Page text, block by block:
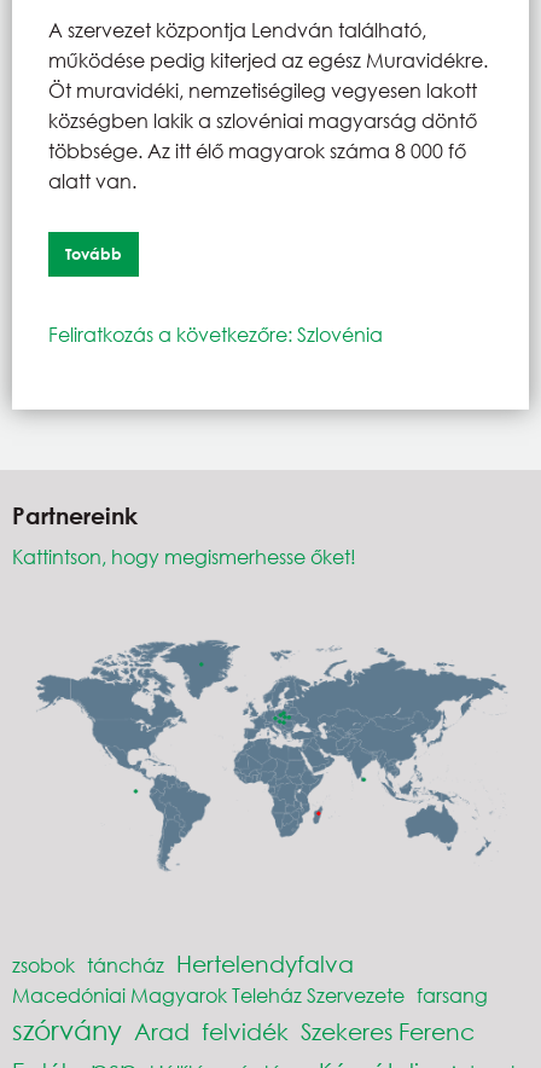
A szervezet központja Lendván található,
működése pedig kiterjed az egész Muravidékre.
Öt muravidéki, nemzetiségileg vegyesen lakott
községben lakik a szlovéniai magyarság döntő
többsége. Az itt élő magyarok száma 8 000 fő
alatt van.
Tovább
Feliratkozás a következőre: Szlovénia
Partnereink
Kattintson, hogy megismerhesse őket!
zsobok táncház Hertelendyfalva
Macedóniai Magyarok Teleház Szervezete farsang
szórvány Arad felvidék Szekeres Ferenc